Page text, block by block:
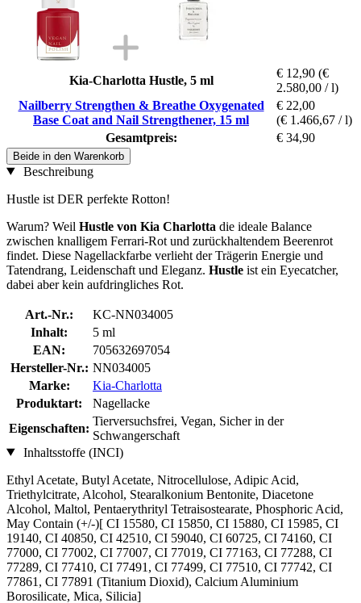
Kia-Charlotta Hustle, 5 ml
€ 12,90 (€
2.580,00 / l)
Nailberry Strengthen & Breathe Oxygenated
Base Coat and Nail Strengthener, 15 ml
€ 22,00
(€ 1.466,67 / l)
Gesamtpreis:
€ 34,90
Beide in den Warenkorb
Beschreibung
Hustle ist DER perfekte Rotton!
Warum? Weil Hustle von Kia Charlotta die ideale Balance
zwischen knalligem Ferrari-Rot und zurückhaltendem Beerenrot
findet. Diese Nagellackfarbe verlieht der Trägerin Energie und
Tatendrang, Leidenschaft und Eleganz. Hustle ist ein Eyecatcher,
dabei aber kein aufdringliches Rot.
Art.-Nr.:
KC-NN034005
Inhalt:
5 ml
EAN:
705632697054
Hersteller-Nr.: NN034005
Marke:
Kia-Charlotta
Produktart:
Nagellacke
Eigenschaften:
Tierversuchsfrei, Vegan, Sicher in der
Schwangerschaft
Inhaltsstoffe (INCI)
Ethyl Acetate, Butyl Acetate, Nitrocellulose, Adipic Acid,
Triethylcitrate, Alcohol, Stearalkonium Bentonite, Diacetone
Alcohol, Maltol, Pentaerythrityl Tetraisostearate, Phosphoric Acid,
May Contain (+/-)[ CI 15580, CI 15850, CI 15880, CI 15985, CI
19140, CI 40850, CI 42510, CI 59040, CI 60725, CI 74160, CI
77000, CI 77002, CI 77007, CI 77019, CI 77163, CI 77288, CI
77289, CI 77410, CI 77491, CI 77499, CI 77510, CI 77742, CI
77861, CI 77891 (Titanium Dioxid), Calcium Aluminium
Borosilicate, Mica, Silicia]